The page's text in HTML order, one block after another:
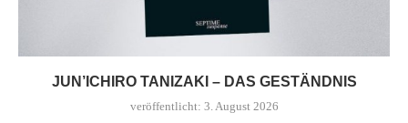
JUN’ICHIRO TANIZAKI – DAS GESTÄNDNIS
veröffentlicht: 3. August 2026